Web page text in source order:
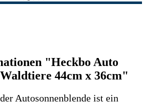
"Heckbo Auto
44cm x 36cm"
Autosonnenblende ist ein